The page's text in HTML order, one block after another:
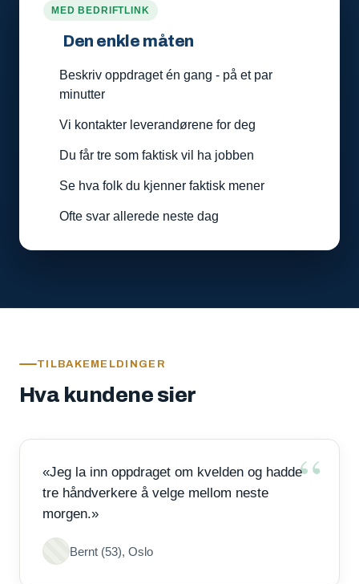
MED BEDRIFTLINK
Den enkle måten
Beskriv oppdraget én gang - på et par
minutter
Vi kontakter leverandørene for deg
Du får tre som faktisk vil ha jobben
Se hva folk du kjenner faktisk mener
Ofte svar allerede neste dag
TILBAKEMELDINGER
Hva kundene sier
«Jeg la inn oppdraget om kvelden og hadde
tre håndverkere å velge mellom neste
morgen.»
Bernt (53), Oslo